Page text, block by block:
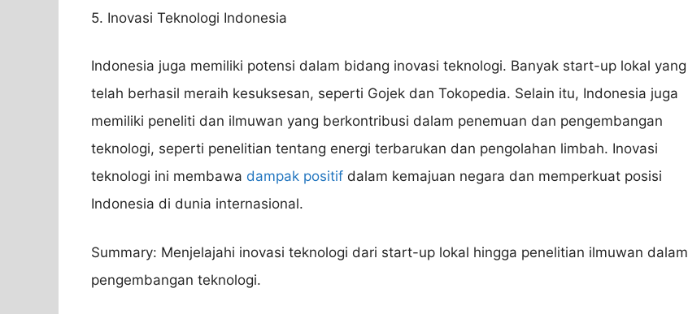
5. Inovasi Teknologi Indonesia
Indonesia juga memiliki potensi dalam bidang inovasi teknologi. Banyak start-up lokal yang
telah berhasil meraih kesuksesan, seperti Gojek dan Tokopedia. Selain itu, Indonesia juga
memiliki peneliti dan ilmuwan yang berkontribusi dalam penemuan dan pengembangan
teknologi, seperti penelitian tentang energi terbarukan dan pengolahan limbah. Inovasi
teknologi ini membawa dampak positif dalam kemajuan negara dan memperkuat posisi
Indonesia di dunia internasional.
Summary: Menjelajahi inovasi teknologi dari start-up lokal hingga penelitian ilmuwan dalam
pengembangan teknologi.